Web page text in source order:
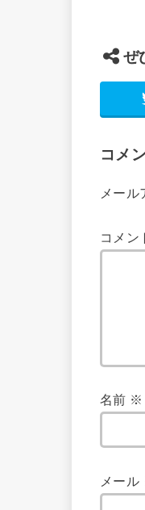
ぜ
コメ
メー
コメン
名前 ※
メール